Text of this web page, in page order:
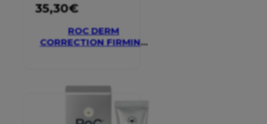
35,30€
ROC DERM
CORRECTION FIRMING